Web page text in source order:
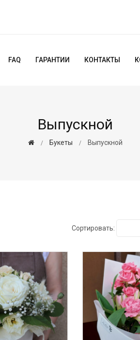
FAQ ГАРАНТИИ КОНТАКТЫ
Выпускной
Букеты Выпускной
Сортировать: